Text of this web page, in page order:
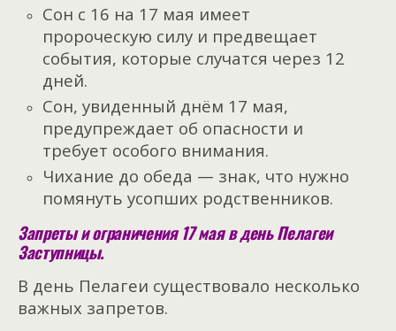
Сон с 16 на 17 мая имеет
пророческую силу и предвещает
события, которые случатся через 12
дней.
Сон, увиденный днём 17 мая,
предупреждает об опасности и
требует особого внимания.
Чихание до обеда — знак, что нужно
помянуть усопших родственников.
Запреты и ограничения 17 мая в день Пелагеи
Заступницы.
В день Пелагеи существовало несколько
важных запретов.